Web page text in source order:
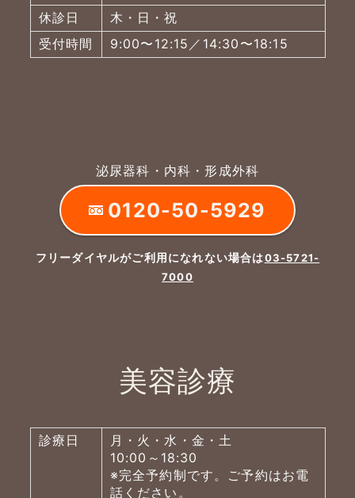
休診日
木・日・祝
受付時間
9:00〜12:15／14:30〜18:15
泌尿器科・内科・形成外科
0120-50-5929
フリーダイヤルがご利用になれない場合は03-5721-
7000
美容診療
診療日
月・火・水・金・土
10:00～18:30
※完全予約制です。ご予約はお電
話ください。